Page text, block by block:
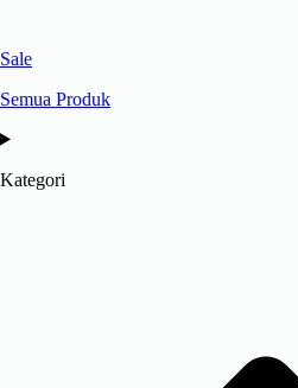
Sale
Semua Produk
Kategori